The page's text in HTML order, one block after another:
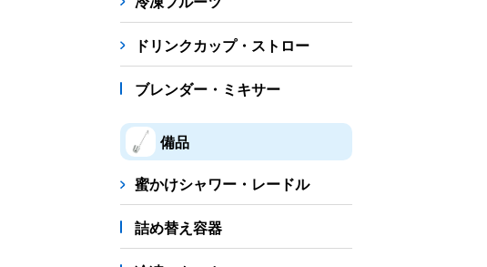
ドリンクカップ・ストロー
ブレンダー・ミキサー
備品
蜜かけシャワー・レードル
詰め替え容器